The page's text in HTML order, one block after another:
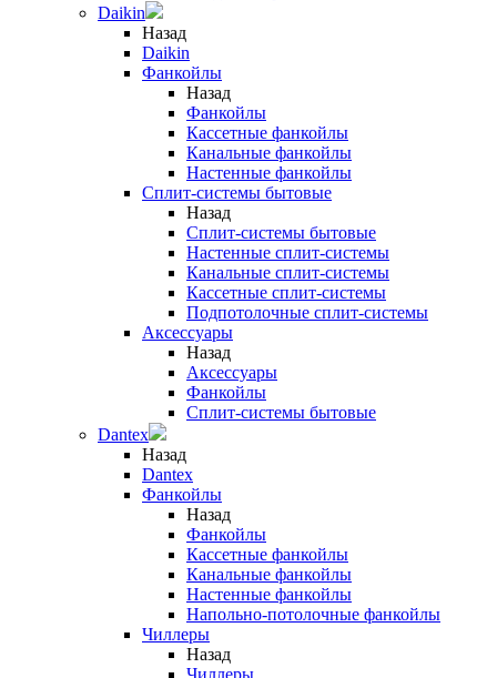
Daikin
Назад
Daikin
Фанкойлы
Назад
Фанкойлы
Кассетные фанкойлы
Канальные фанкойлы
Настенные фанкойлы
Сплит-системы бытовые
Назад
Сплит-системы бытовые
Настенные сплит-системы
Канальные сплит-системы
Кассетные сплит-системы
Подпотолочные сплит-системы
Аксессуары
Назад
Аксессуары
Фанкойлы
Сплит-системы бытовые
Dantex
Назад
Dantex
Фанкойлы
Назад
Фанкойлы
Кассетные фанкойлы
Канальные фанкойлы
Настенные фанкойлы
Напольно-потолочные фанкойлы
Чиллеры
Назад
Чиллеры